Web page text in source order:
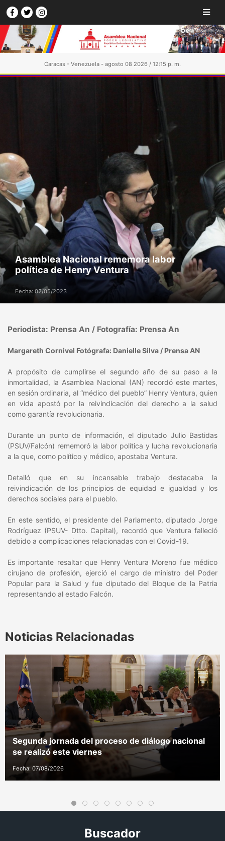
Caracas - Venezuela - agosto 08 2026 / 12:15 p. m.
Asamblea Nacional rememora labor
política de Henry Ventura
Fecha: 02/05/2023
Periodista: Prensa An / Fotografía: Prensa An
Margareth Cornivel Fotógrafa: Danielle Silva / Prensa AN
A propósito de cumplirse el segundo año de su paso a la
inmortalidad, la Asamblea Nacional (AN) recordó este martes,
en sesión ordinaria, al “médico del pueblo” Henry Ventura, quien
en vida apostó por la reivindicación del derecho a la salud
como garantía revolucionaria.
Durante un punto de información, el diputado Julio Bastidas
(PSUV/Falcón) rememoró la labor política y lucha revolucionaria
a la que, como político y médico, apostaba Ventura.
Detalló que en su incansable trabajo destacaba la
reivindicación de los principios de equidad e igualdad y los
derechos sociales para el pueblo.
En este sentido, el presidente del Parlamento, diputado Jorge
Rodríguez (PSUV- Dtto. Capital), recordó que Ventura falleció
debido a complicaciones relacionadas con el Covid-19.
Es importante resaltar que Henry Ventura Moreno fue médico
cirujano de profesión, ejerció el cargo de ministro del Poder
Popular para la Salud y fue diputado del Bloque de la Patria
representando al estado Falcón.
Noticias Relacionadas
Segunda jornada del proceso de diálogo nacional
se realizó este viernes
Fecha: 07/08/2026
Buscador